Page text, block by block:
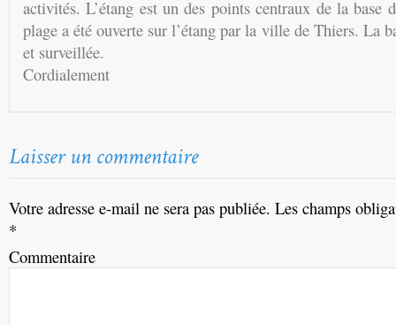
activités. L’étang est un des points centraux de la base
plage a été ouverte sur l’étang par la ville de Thiers. La
et surveillée.
Cordialement
Votre adresse e-mail ne sera pas publiée. Les champs
*
Commentaire